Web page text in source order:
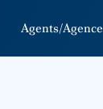
Agents/Agence